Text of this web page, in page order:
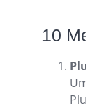
10